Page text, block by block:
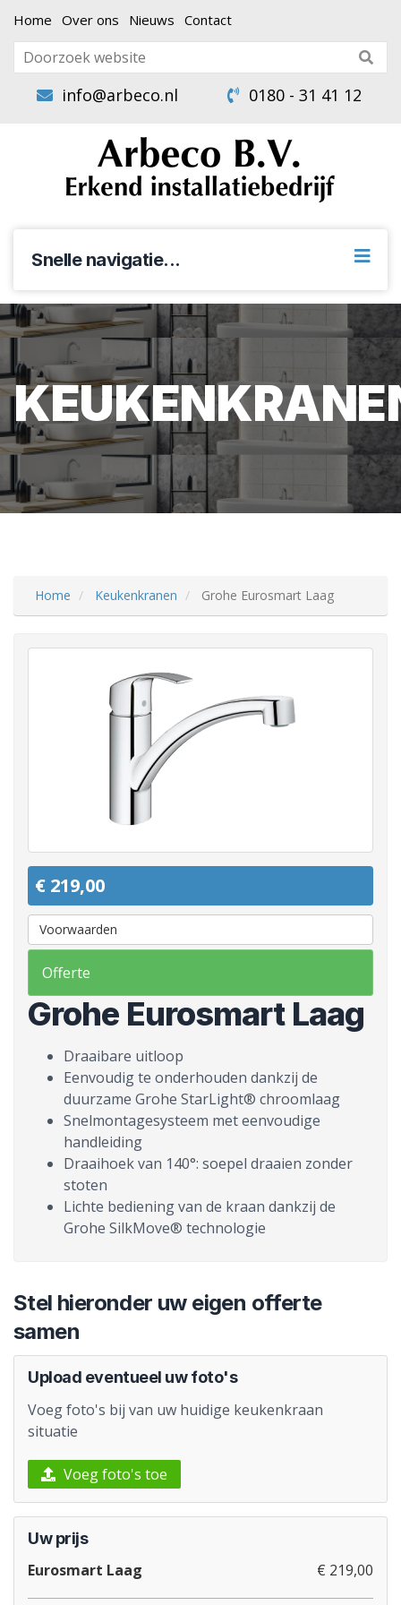
Home Over ons Nieuws Contact
info@arbeco.nl 0180 - 31 41 12
Snelle navigatie...
Home Keukenkranen Grohe Eurosmart Laag
€ 219,00
Voorwaarden
Offerte
Grohe Eurosmart Laag
Draaibare uitloop
Eenvoudig te onderhouden dankzij de
duurzame Grohe StarLight® chroomlaag
Snelmontagesysteem met eenvoudige
handleiding
Draaihoek van 140°: soepel draaien zonder
stoten
Lichte bediening van de kraan dankzij de
Grohe SilkMove® technologie
Stel hieronder uw eigen offerte
samen
Upload eventueel uw foto's
Voeg foto's bij van uw huidige keukenkraan
situatie
Voeg foto's toe
Uw prijs
Eurosmart Laag € 219,00